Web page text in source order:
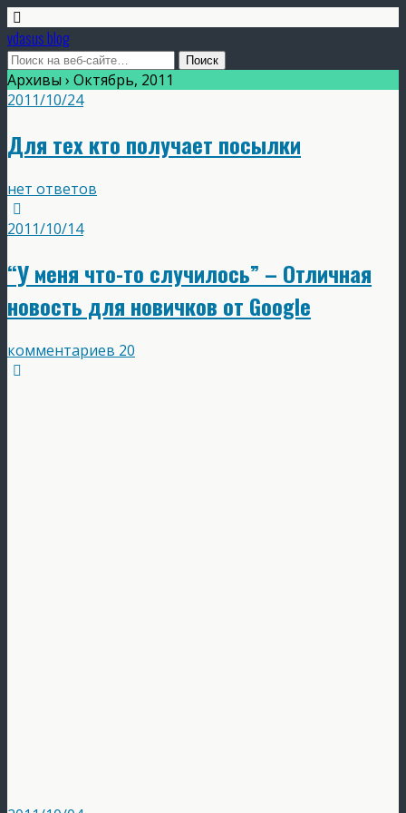
vdasus blog
Архивы › Октябрь, 2011
2011/10/24
Для тех кто получает посылки
нет ответов
2011/10/14
“У меня что-то случилось” – Отличная
новость для новичков от Google
комментариев 20